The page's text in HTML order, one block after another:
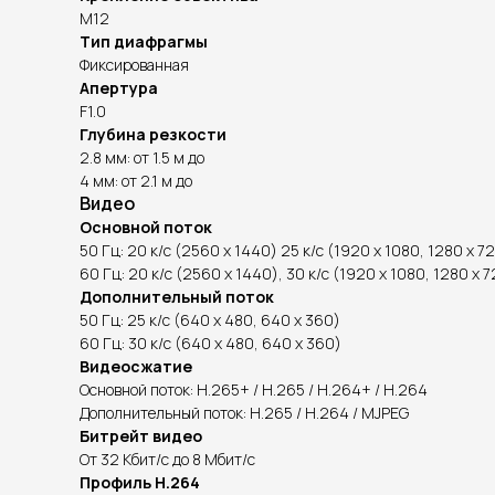
M12
Тип диафрагмы
Фиксированная
Апертура
F1.0
Глубина резкости
2.8 мм: от 1.5 м до
4 мм: от 2.1 м до
Видео
Основной поток
50 Гц: 20 к/с (2560 x 1440) 25 к/с (1920 x 1080, 1280 x
60 Гц: 20 к/с (2560 x 1440), 30 к/с (1920 x 1080, 1280 x
Дополнительный поток
50 Гц: 25 к/с (640 x 480, 640 x 360)
60 Гц: 30 к/с (640 x 480, 640 x 360)
Видеосжатие
Основной поток: H.265+ / H.265 / H.264+ / H.264
Дополнительный поток: H.265 / H.264 / MJPEG
Битрейт видео
От 32 Кбит/с до 8 Мбит/с
Профиль H.264